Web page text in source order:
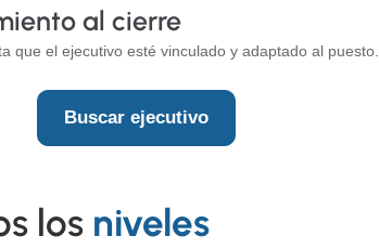
al cierre
que el ejecutivo esté vinculado y adaptado al puesto.
Buscar ejecutivo
los niveles